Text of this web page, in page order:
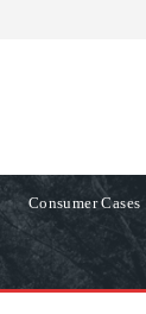
Consumer Cases